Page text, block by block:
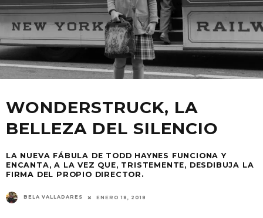
WONDERSTRUCK, LA
BELLEZA DEL SILENCIO
LA NUEVA FÁBULA DE TODD HAYNES FUNCIONA Y
ENCANTA, A LA VEZ QUE, TRISTEMENTE, DESDIBUJA LA
FIRMA DEL PROPIO DIRECTOR.
BELA VALLADARES ENERO 18, 2018